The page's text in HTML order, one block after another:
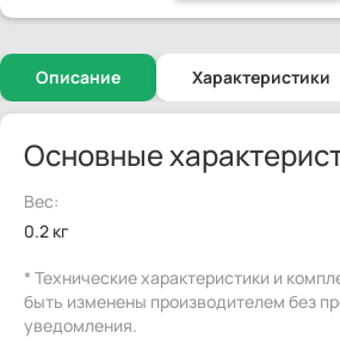
Описание Характеристики
Основные
Вес:
0.2 кг
* Технические характеристики и
быть изменены производителем без
уведомления.